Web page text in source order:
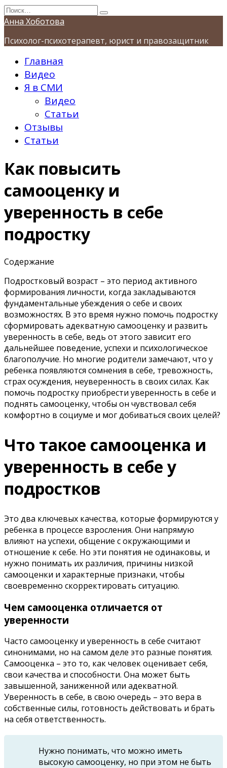
Перейти
к
Search
for:
Анна Хоботова
Психолог-психотерапевт, юрист и правозащитник
Главная
Видео
Я в СМИ
Видео
Статьи
Отзывы
Статьи
Как повысить
самооценку и
уверенность в себе
подростку
Содержание
Подростковый возраст – это период активного
формирования личности, когда закладываются
фундаментальные убеждения о себе и своих
возможностях. В это время нужно помочь подростку
сформировать адекватную самооценку и развить
уверенность в себе, ведь от этого зависит его
дальнейшее поведение, успехи и психологическое
благополучие. Но многие родители замечают, что у
ребенка появляются сомнения в себе, тревожность,
страх осуждения, неуверенность в своих силах. Как
помочь подростку приобрести уверенность в себе и
поднять самооценку, чтобы он чувствовал себя
комфортно в социуме и мог добиваться своих целей?
Что такое самооценка и
уверенность в себе у
подростков
Это два ключевых качества, которые формируются у
ребенка в процессе взросления. Они напрямую
влияют на успехи, общение с окружающими и
отношение к себе. Но эти понятия не одинаковы, и
нужно понимать их различия, причины низкой
самооценки и характерные признаки, чтобы
своевременно скорректировать ситуацию.
Чем самооценка отличается от
уверенности
Часто самооценку и уверенность в себе считают
синонимами, но на самом деле это разные понятия.
Самооценка – это то, как человек оценивает себя,
свои качества и способности. Она может быть
завышенной, заниженной или адекватной.
Уверенность в себе, в свою очередь – это вера в
собственные силы, готовность действовать и брать
на себя ответственность.
Нужно понимать, что можно иметь
высокую самооценку, но при этом не быть